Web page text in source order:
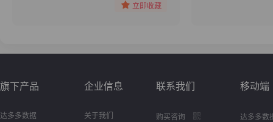
立即收藏
旗下产品
达多多数据
企业信息
关于我们
联系我们
购买咨询
移动端
达多多数